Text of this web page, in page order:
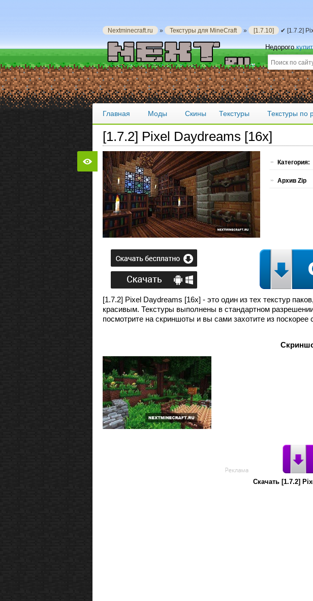
Nextminecraft.ru » Текстуры для MineCraft » [1.7.10] ✔ [1.7.2]
Недорого
Главная Моды Скины Текстуры Текстуры по
[1.7.2] Pixel Daydreams [16х]
Категория:
Архив Zip
[1.7.2] Pixel Daydreams [16х] - это один из тех текстур
красивым. Текстуры выполнены в стандартном
посмотрите на скриншоты и вы сами захотите из поскорее
Скачать [1.7.2]